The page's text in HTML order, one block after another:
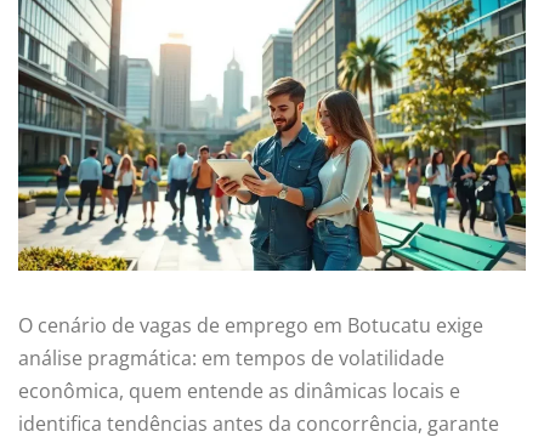
O cenário de vagas de emprego em Botucatu exige
análise pragmática: em tempos de volatilidade
econômica, quem entende as dinâmicas locais e
identifica tendências antes da concorrência, garante